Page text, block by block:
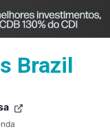
Brazil